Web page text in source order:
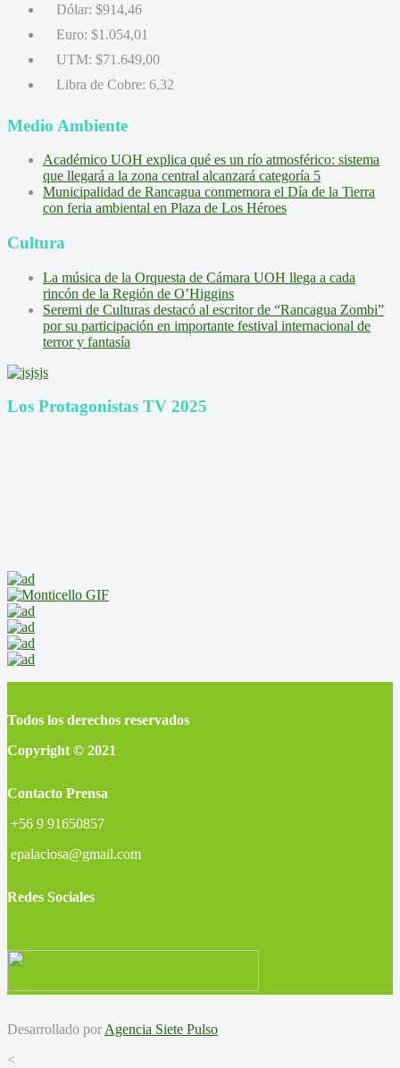
Dólar: $914,46
Euro: $1.054,01
UTM: $71.649,00
Libra de Cobre: 6,32
Medio Ambiente
Académico UOH explica qué es un río atmosférico: sistema
que llegará a la zona central alcanzará categoría 5
Municipalidad de Rancagua conmemora el Día de la Tierra
con feria ambiental en Plaza de Los Héroes
Cultura
La música de la Orquesta de Cámara UOH llega a cada
rincón de la Región de O’Higgins
Seremi de Culturas destacó al escritor de “Rancagua Zombi”
por su participación en importante festival internacional de
terror y fantasía
Los Protagonistas TV 2025
Todos los derechos reservados
Copyright © 2021
Contacto Prensa
+56 9 91650857
epalaciosa@gmail.com
Redes Sociales
Desarrollado por Agencia Siete Pulso
<